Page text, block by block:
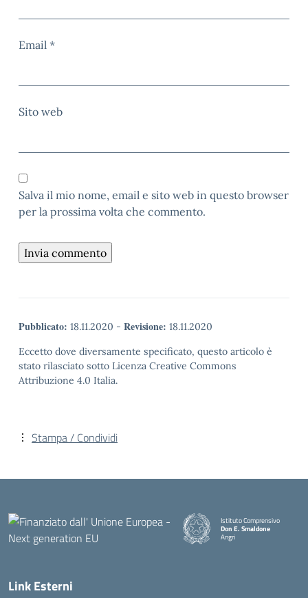
Email *
Sito web
Salva il mio nome, email e sito web in questo browser
per la prossima volta che commento.
Pubblicato: 18.11.2020 - Revisione: 18.11.2020
Eccetto dove diversamente specificato, questo articolo è
stato rilasciato sotto Licenza Creative Commons
Attribuzione 4.0 Italia.
Stampa / Condividi
Istituto Comprensivo
Don E. Smaldone
Angri
Link Esterni